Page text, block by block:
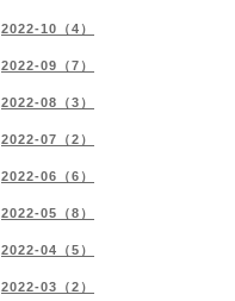
2022-10（4）
2022-09（7）
2022-08（3）
2022-07（2）
2022-06（6）
2022-05（8）
2022-04（5）
2022-03（2）